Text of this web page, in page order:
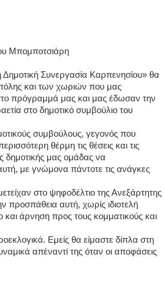
Μπομποτσιάρη
Συνεργασία Καρπενησίου» θα
και των χωριών που μας
πρόγραμμά μας και μας έδωσαν την
στο δημοτικό συμβούλιο του
συμβούλους, γεγονός που
θέρμη τις θέσεις και τις
δημοτικής μας ομάδας να
με γνώμονα πάντοτε τις ανάγκες
στο ψηφοδέλτιο της Ανεξάρτητης
προσπάθεια αυτή, χωρίς ιδιοτελή
και άρνηση προς τους κομματικούς και
Εμείς θα είμαστε δίπλα στη
απέναντί της όταν οι αποφάσεις